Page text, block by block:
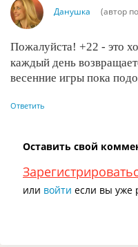
Данушка (автор
Пожалуйста! +22 - это
каждый день
весенние игры пока
Ответить
Оставить свой
или войти если вы уже